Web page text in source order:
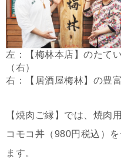
左：【梅林本店】のたて
（右）
右：【居酒屋梅林】の豊
【焼肉ご縁】では、焼肉
コモコ丼（980円税込）
ます。